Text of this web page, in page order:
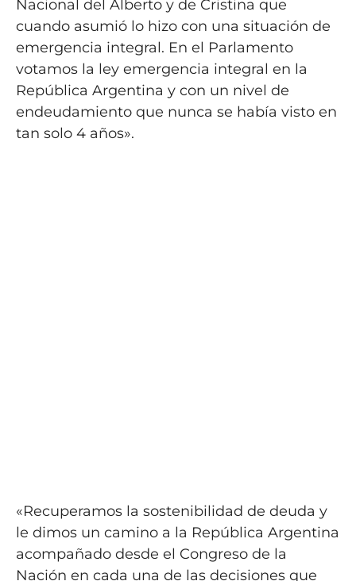
Nacional del Alberto y de Cristina que
cuando asumió lo hizo con una situación de
emergencia integral. En el Parlamento
votamos la ley emergencia integral en la
República Argentina y con un nivel de
endeudamiento que nunca se había visto en
tan solo 4 años».
«Recuperamos la sostenibilidad de deuda y
le dimos un camino a la República Argentina
acompañado desde el Congreso de la
Nación en cada una de las decisiones que